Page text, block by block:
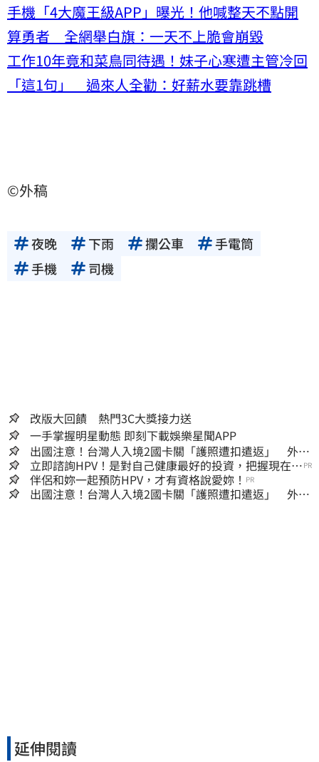
手機「4大魔王級APP」曝光！他喊整天不點開
算勇者 全網舉白旗：一天不上脆會崩毀
工作10年竟和菜鳥同待遇！妹子心寒遭主管冷回
「這1句」 過來人全勸：好薪水要靠跳槽
©外稿
夜晚 下雨 攔公車
手電筒
手機
司機
改版大回饋 熱門3C大獎接力送
一手掌握明星動態 即刻下載娛樂星聞APP
出國注意！台灣人入境2國卡關「護照遭扣遣返」 外交
部證實了
立即諮詢HPV！是對自己健康最好的投資，把握現在不
嫌晚！
PR
伴侶和妳一起預防HPV，才有資格說愛妳！ PR
出國注意！台灣人入境2國卡關「護照遭扣遣返」 外交
延伸閱讀